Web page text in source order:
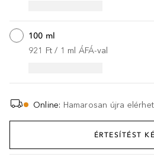
100 ml
921 Ft / 1 ml ÁFÁ-val
Online: Hamarosan újra
ÉRTESÍTÉST